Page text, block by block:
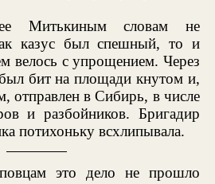
Митькиным словам не
казус был спешный, то и
велось с упрощением. Через
бит на площади кнутом и,
отправлен в Сибирь, в числе
и разбойников. Бригадир
потихоньку всхлипывала.
это дело не прошло